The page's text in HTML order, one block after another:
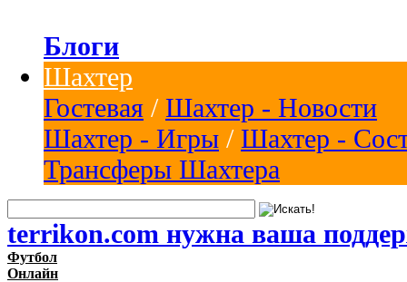
Блоги
Шахтер
Гостевая / Шахтер - Новости
Шахтер - Игры / Шахтер -
Трансферы Шахтера
terrikon.com нужна ваша
Футбол
Онлайн